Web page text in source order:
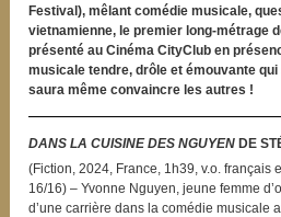
Festival), mêlant comédie musicale,
vietnamienne, le premier long-métrage
présenté au Cinéma CityClub en
musicale tendre, drôle et émouvante
saura même convaincre les autres !
DANS LA CUISINE DES NGUYEN DE
(Fiction, 2024, France, 1h39, v.o. français
16/16) – Yvonne Nguyen, jeune femme
d’une carrière dans la comédie musicale